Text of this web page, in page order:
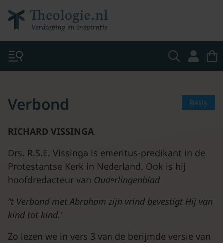
Basis
Verbond
RICHARD VISSINGA
Drs. R.S.E. Vissinga is emeritus-predikant in de
Protestantse Kerk in Nederland. Ook is hij
hoofdredacteur van Ouderlingenblad
‘‘t Verbond met Abraham zijn vrind bevestigt Hij van
kind tot kind.’
Zo lezen we in vers 3 van de berijmde versie van